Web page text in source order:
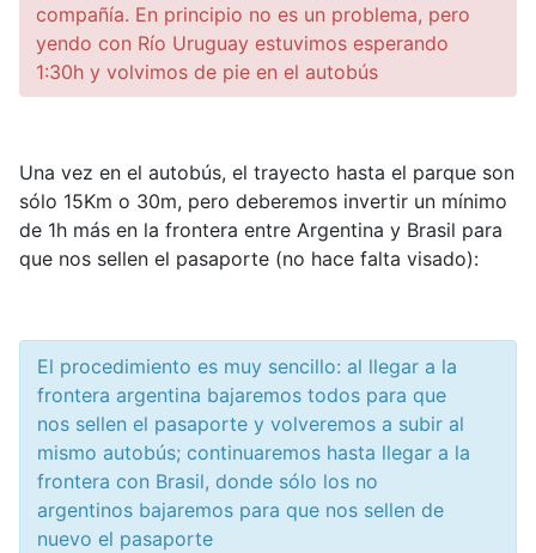
compañía. En principio no es un problema, pero
yendo con Río Uruguay estuvimos esperando
1:30h y volvimos de pie en el autobús
Una vez en el autobús, el trayecto hasta el parque son
sólo 15Km o 30m, pero deberemos invertir un mínimo
de 1h más en la frontera entre Argentina y Brasil para
que nos sellen el pasaporte (no hace falta visado):
El procedimiento es muy sencillo: al llegar a la
frontera argentina bajaremos todos para que
nos sellen el pasaporte y volveremos a subir al
mismo autobús; continuaremos hasta llegar a la
frontera con Brasil, donde sólo los no
argentinos bajaremos para que nos sellen de
nuevo el pasaporte